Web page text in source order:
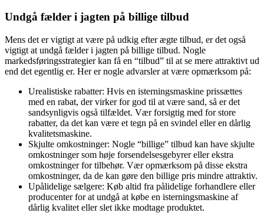
Undgå fælder i jagten på billige tilbud
Mens det er vigtigt at være på udkig efter ægte tilbud, er det også
vigtigt at undgå fælder i jagten på billige tilbud. Nogle
markedsføringsstrategier kan få en “tilbud” til at se mere attraktivt ud
end det egentlig er. Her er nogle advarsler at være opmærksom på:
Urealistiske rabatter: Hvis en isterningsmaskine prissættes
med en rabat, der virker for god til at være sand, så er det
sandsynligvis også tilfældet. Vær forsigtig med for store
rabatter, da det kan være et tegn på en svindel eller en dårlig
kvalitetsmaskine.
Skjulte omkostninger: Nogle “billige” tilbud kan have skjulte
omkostninger som høje forsendelsesgebyrer eller ekstra
omkostninger for tilbehør. Vær opmærksom på disse ekstra
omkostninger, da de kan gøre den billige pris mindre attraktiv.
Upålidelige sælgere: Køb altid fra pålidelige forhandlere eller
producenter for at undgå at købe en isterningsmaskine af
dårlig kvalitet eller slet ikke modtage produktet.